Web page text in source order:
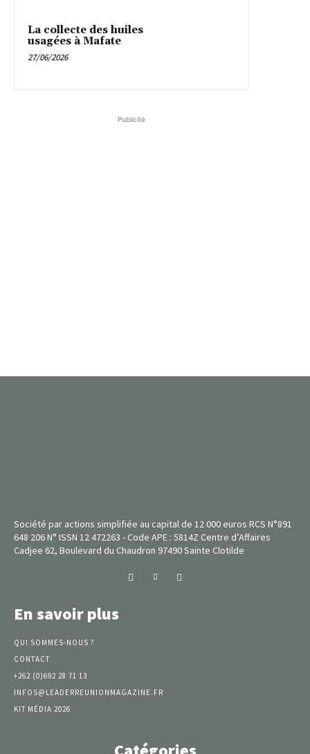
La collecte des huiles
usagées à Mafate
27/06/2026
Publicité
Société par actions simplifiée au capital de 12 000 euros RCS N°891
648 206 N° ISSN 12 472263 - Code APE : 5814Z Centre d’Affaires
Cadjee 62, Boulevard du Chaudron 97490 Sainte Clotilde
En savoir plus
QUI SOMMES-NOUS ?
CONTACT
+262 (0)692 28 71 13
INFOS@LEADERREUNIONMAGAZINE.FR
KIT MÉDIA 2026